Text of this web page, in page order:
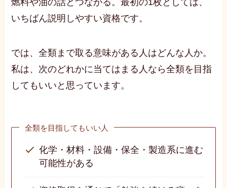
燃料や油の話とつながる。最初の1枚としては、
いちばん説明しやすい資格です。
では、全類まで取る意味がある人はどんな人か。
私は、次のどれかに当てはまる人なら全類を目指
してもいいと思っています。
全類を目指してもいい人
化学・材料・設備・保全・製造系に進む
可能性がある